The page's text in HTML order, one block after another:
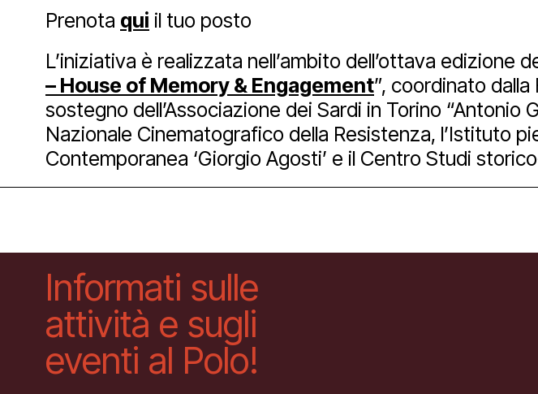
Prenota qui il tuo posto
L’iniziativa è realizzata nell’ambito dell’ottava
– House of Memory & Engagement”, coordinato
sostegno dell’Associazione dei Sardi in Torino “Antonio
Nazionale Cinematografico della Resistenza, l’Istituto
Contemporanea ‘Giorgio Agosti’ e il Centro Studi
Informati sulle
attività e sugli
eventi al Polo!